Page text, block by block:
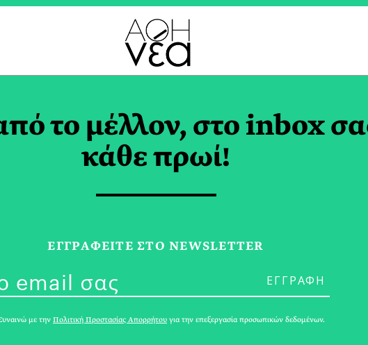
ΑΚΙΝΗΤΩΝ TAG
Value-Based Real
Επηρεάζουν την
Δημογραφικές
το μέλλον, στο inbox
κάθε πρωί!
ΕΓΓPΑΦΕΙΤΕ ΣΤΟ NEWSLETTER
με την Πολιτική Προστασίας Απορρήτου για την επεξεργασία προσωπικών δεδομένων.